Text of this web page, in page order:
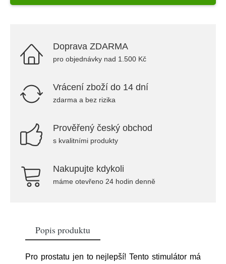
Doprava ZDARMA
pro objednávky nad 1.500 Kč
Vrácení zboží do 14 dní
zdarma a bez rizika
Prověřený český obchod
s kvalitními produkty
Nakupujte kdykoli
máme otevřeno 24 hodin denně
Popis produktu
Pro prostatu jen to nejlepší! Tento stimulátor má